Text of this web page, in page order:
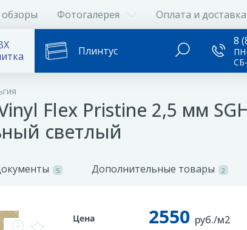
Фотогалерея Оплата и доставка
Плинтус ...
8
Flex Pristine 2,5 мм
светлый
5 Дополнительные товары 2
Цена 2550 руб./м2